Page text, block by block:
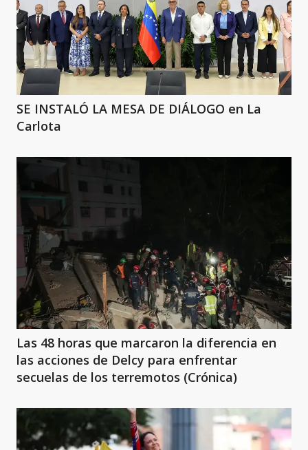
SE INSTALÓ LA MESA DE DIÁLOGO en La
Carlota
Las 48 horas que marcaron la diferencia en
las acciones de Delcy para enfrentar
secuelas de los terremotos (Crónica)